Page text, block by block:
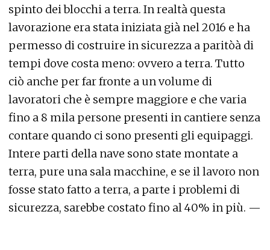
spinto dei blocchi a terra. In realtà questa
lavorazione era stata iniziata già nel 2016 e ha
permesso di costruire in sicurezza a paritòà di
tempi dove costa meno: ovvero a terra. Tutto
ciò anche per far fronte a un volume di
lavoratori che è sempre maggiore e che varia
fino a 8 mila persone presenti in cantiere senza
contare quando ci sono presenti gli equipaggi.
Intere parti della nave sono state montate a
terra, pure una sala macchine, e se il lavoro non
fosse stato fatto a terra, a parte i problemi di
sicurezza, sarebbe costato fino al 40% in più. —